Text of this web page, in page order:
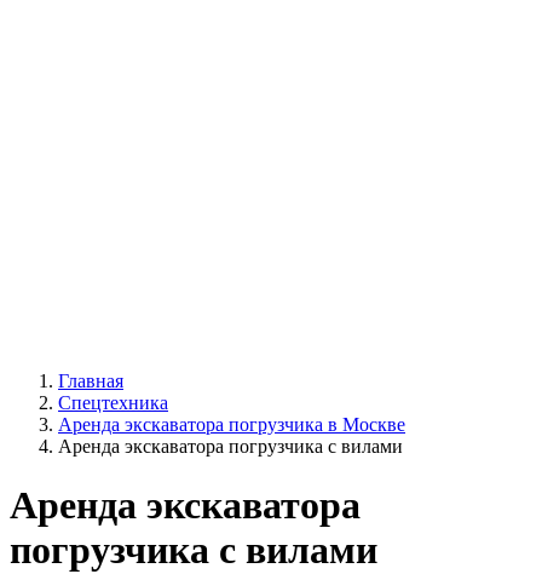
Главная
Спецтехника
Аренда экскаватора погрузчика в Москве
Аренда экскаватора погрузчика с вилами
Аренда экскаватора
погрузчика с вилами